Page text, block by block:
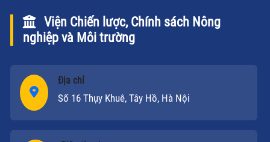
Viện Chiến lược, Chính sách Nông
nghiệp và Môi trường
Địa chỉ
Số 16 Thụy Khuê, Tây Hồ, Hà Nội